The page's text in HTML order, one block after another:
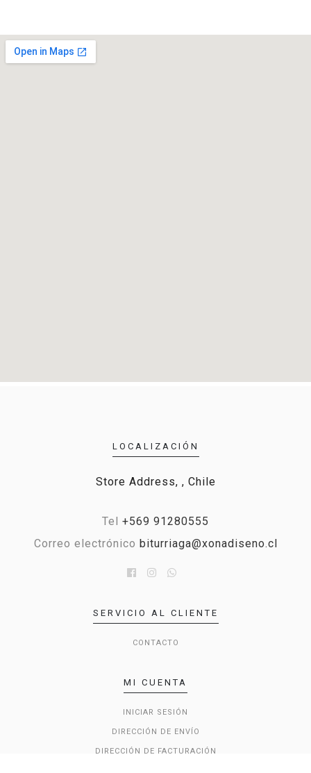
LOCALIZACIÓN
Store Address, , Chile
Tel +569 91280555
Correo electrónico biturriaga@xonadiseno.cl
SERVICIO AL CLIENTE
CONTACTO
MI CUENTA
INICIAR SESIÓN
DIRECCIÓN DE ENVÍO
DIRECCIÓN DE FACTURACIÓN